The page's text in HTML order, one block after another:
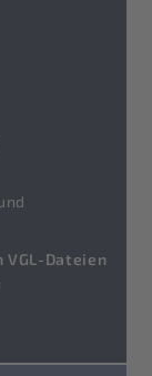
Dateien